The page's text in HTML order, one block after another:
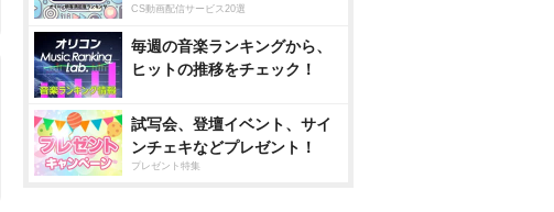
CS動画配信サービス20選
毎週の音楽ランキングから、
ヒットの推移をチェック！
試写会、登壇イベント、サイ
ンチェキなどプレゼント！
プレゼント特集